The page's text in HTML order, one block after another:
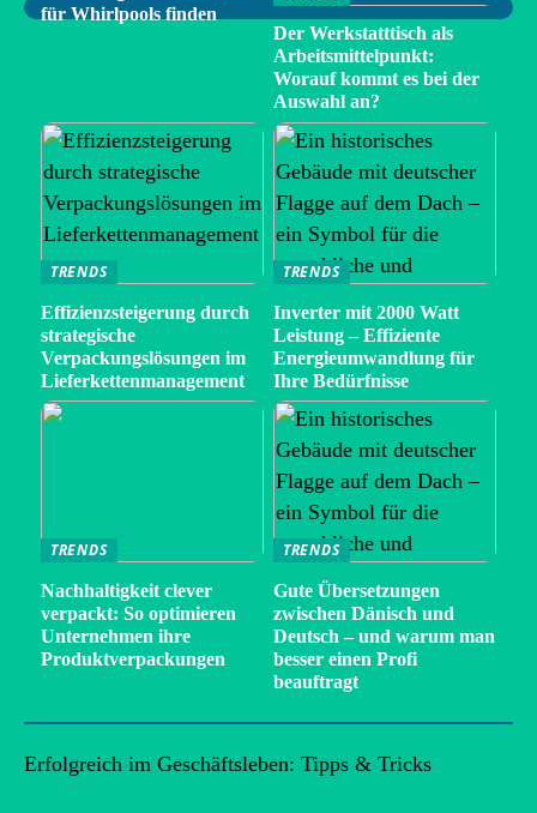
für Whirlpools finden
Der Werkstatttisch als
Arbeitsmittelpunkt:
Worauf kommt es bei der
Auswahl an?
TRENDS
Effizienzsteigerung durch
strategische
Verpackungslösungen im
Lieferkettenmanagement
TRENDS
Inverter mit 2000 Watt
Leistung – Effiziente
Energieumwandlung für
Ihre Bedürfnisse
TRENDS
Nachhaltigkeit clever
verpackt: So optimieren
Unternehmen ihre
Produktverpackungen
TRENDS
Gute Übersetzungen
zwischen Dänisch und
Deutsch – und warum man
besser einen Profi
beauftragt
Erfolgreich im Geschäftsleben: Tipps & Tricks